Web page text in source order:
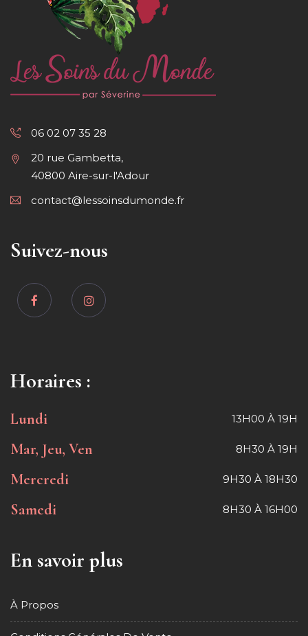
06 02 07 35 28
20 rue Gambetta,
40800 Aire-sur-l'Adour
contact@lessoinsdumonde.fr
Suivez-nous
Horaires :
Lundi 13H00 À 19H
Mar, Jeu, Ven 8H30 À 19H
Mercredi 9H30 À 18H30
Samedi 8H30 À 16H00
En savoir plus
À Propos